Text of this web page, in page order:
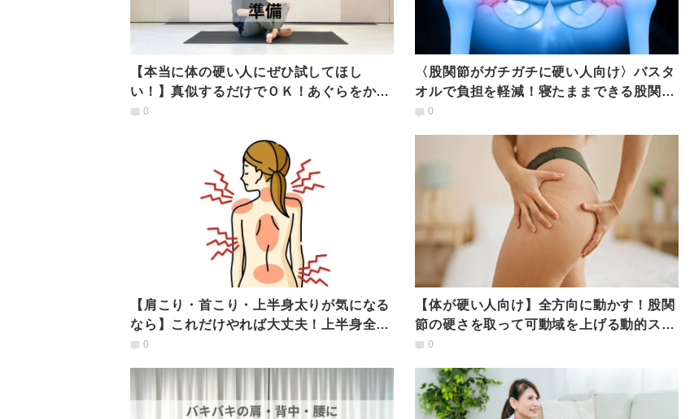
【本当に体の硬い人にぜひ試してほし
い！】真似するだけでＯＫ！あぐらをかき
やすくする準備動作
0
〈股関節がガチガチに硬い人向け〉バスタ
オルで負担を軽減！寝たままできる股関節
のゆるストレッチ
0
【肩こり・首こり・上半身太りが気になる
なら】これだけやれば大丈夫！上半身全体
に効く時短ストレッチ
0
【体が硬い人向け】全方向に動かす！股関
節の硬さを取って可動域を上げる動的スト
レッチ
0